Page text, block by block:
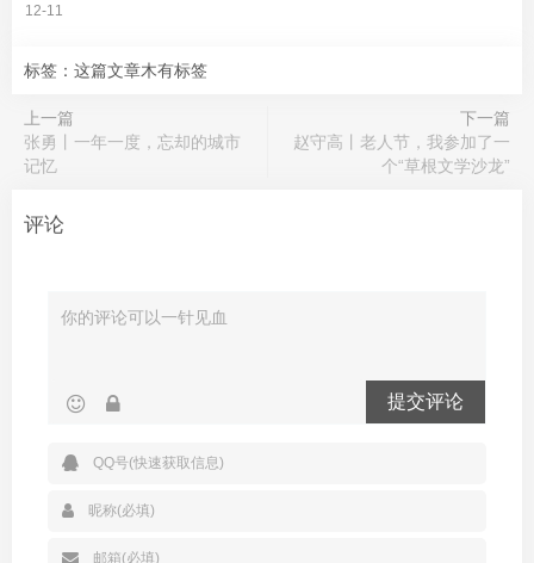
12-11
标签：这篇文章木有标签
上一篇
张勇丨一年一度，忘却的城市
记忆
下一篇
赵守高丨老人节，我参加了一
个“草根文学沙龙”
评论
提交评论